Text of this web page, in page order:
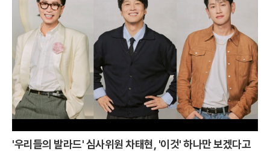
'우리들의 발라드' 심사위원 차태현, '이것' 하나만 보겠다고